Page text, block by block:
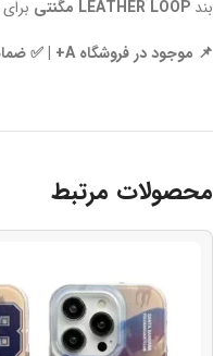
بند LEATHER LOOP مگنتی
📌 موجود در فروشگاه A+ | ✅ ضمانت اصالت کالا | 🚚 ارسال فوری به سراسر کشور
محصولات مرتبط